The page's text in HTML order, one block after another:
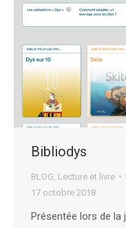
Bibliodys
BLOG Lecture et livre
17 octobre 2018
Présentée lors de la